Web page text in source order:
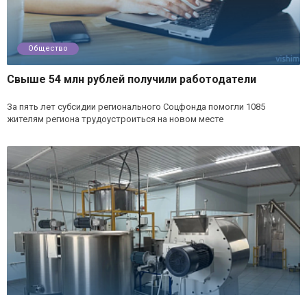
Общество
Свыше 54 млн рублей получили работодатели
За пять лет субсидии регионального Соцфонда помогли 1085
жителям региона трудоустроиться на новом месте